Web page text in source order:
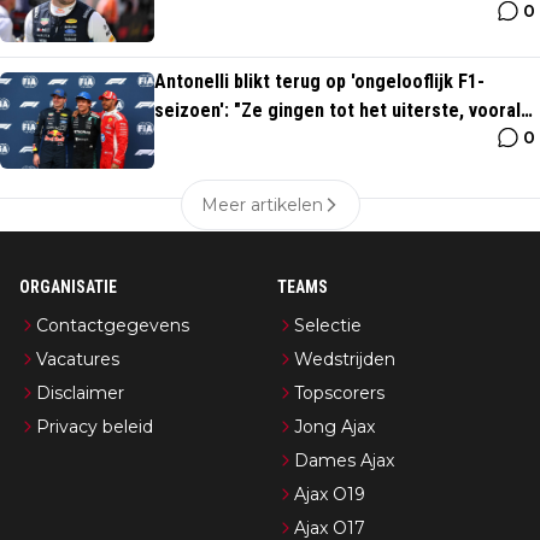
0
Antonelli blikt terug op 'ongelooflijk F1-
seizoen': "Ze gingen tot het uiterste, vooral
0
Meer artikelen
ORGANISATIE
Contactgegevens
Vacatures
Disclaimer
Privacy beleid
TEAMS
Selectie
Wedstrijden
Topscorers
Jong Ajax
Dames Ajax
Ajax O19
Ajax O17